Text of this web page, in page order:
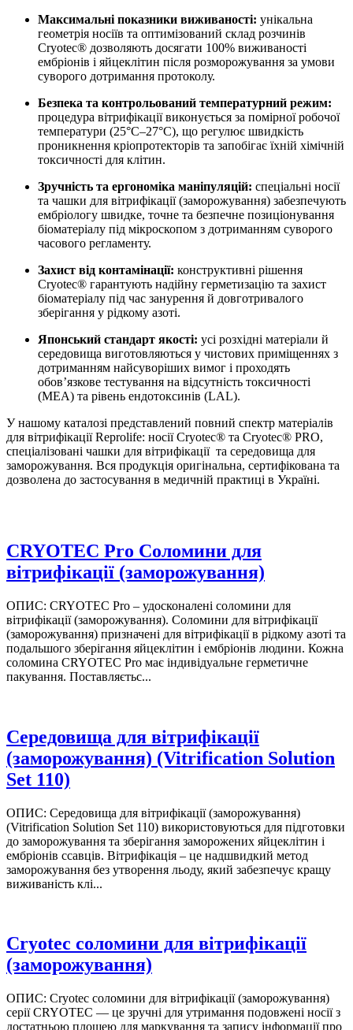
Максимальні показники виживаності: унікальна
геометрія носіїв та оптимізований склад розчинів
Cryotec® дозволяють досягати 100% виживаності
ембріонів і яйцеклітин після розморожування за умови
суворого дотримання протоколу.
Безпека та контрольований температурний режим:
процедура вітрифікації виконується за помірної робочої
температури (25°C–27°C), що регулює швидкість
проникнення кріопротекторів та запобігає їхній хімічній
токсичності для клітин.
Зручність та ергономіка маніпуляцій: спеціальні носії
та чашки для вітрифікації (заморожування) забезпечують
ембріологу швидке, точне та безпечне позиціонування
біоматеріалу під мікроскопом з дотриманням суворого
часового регламенту.
Захист від контамінації: конструктивні рішення
Cryotec® гарантують надійну герметизацію та захист
біоматеріалу під час занурення й довготривалого
зберігання у рідкому азоті.
Японський стандарт якості: усі розхідні матеріали й
середовища виготовляються у чистових приміщеннях з
дотриманням найсуворіших вимог і проходять
обов’язкове тестування на відсутність токсичності
(MEA) та рівень ендотоксинів (LAL).
У нашому каталозі представлений повний спектр матеріалів
для вітрифікації Reprolife: носії Cryotec® та Cryotec® PRO,
спеціалізовані чашки для вітрифікації та середовища для
заморожування. Вся продукція оригінальна, сертифікована та
дозволена до застосування в медичній практиці в Україні.
CRYOTEC Pro Соломини для
вітрифікації (заморожування)
ОПИС: CRYOTEC Pro – удосконалені соломини для
вітрифікації (заморожування). Соломини для вітрифікації
(заморожування) призначені для вітрифікації в рідкому азоті та
подальшого зберігання яйцеклітин і ембріонів людини. Кожна
соломина CRYOTEC Pro має індивідуальне герметичне
пакування. Поставляєтьс...
Середовища для вітрифікації
(заморожування) (Vitrification Solution
Set 110)
ОПИС: Середовища для вітрифікації (заморожування)
(Vitrification Solution Set 110) використовуються для підготовки
до заморожування та зберігання заморожених яйцеклітин і
ембріонів ссавців. Вітрифікація – це надшвидкий метод
заморожування без утворення льоду, який забезпечує кращу
виживаність клі...
Сryotec cоломини для вітрифікації
(заморожування)
ОПИС: Сryotec cоломини для вітрифікації (заморожування)
серії CRYOTEC — це зручні для утримання подовжені носії з
достатньою площею для маркування та запису інформації про